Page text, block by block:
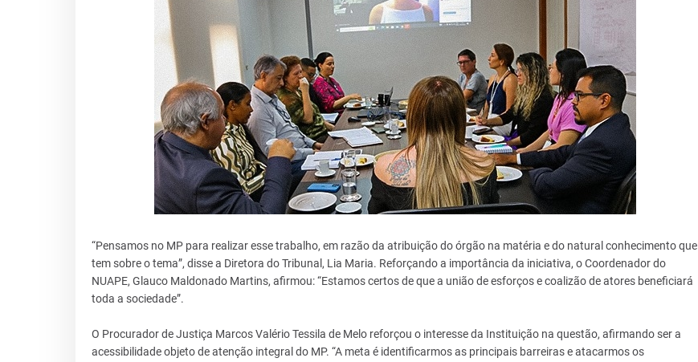
“Pensamos no MP para realizar esse trabalho, em razão da atribuição do órgão na matéria e do natural conhecimento que
tem sobre o tema”, disse a Diretora do Tribunal, Lia Maria. Reforçando a importância da iniciativa, o Coordenador do
NUAPE, Glauco Maldonado Martins, afirmou: “Estamos certos de que a união de esforços e coalizão de atores beneficiará
toda a sociedade”.
O Procurador de Justiça Marcos Valério Tessila de Melo reforçou o interesse da Instituição na questão, afirmando ser a
acessibilidade objeto de atenção integral do MP. “A meta é identificarmos as principais barreiras e atacarmos os